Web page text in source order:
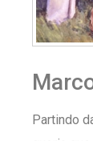
Partindo